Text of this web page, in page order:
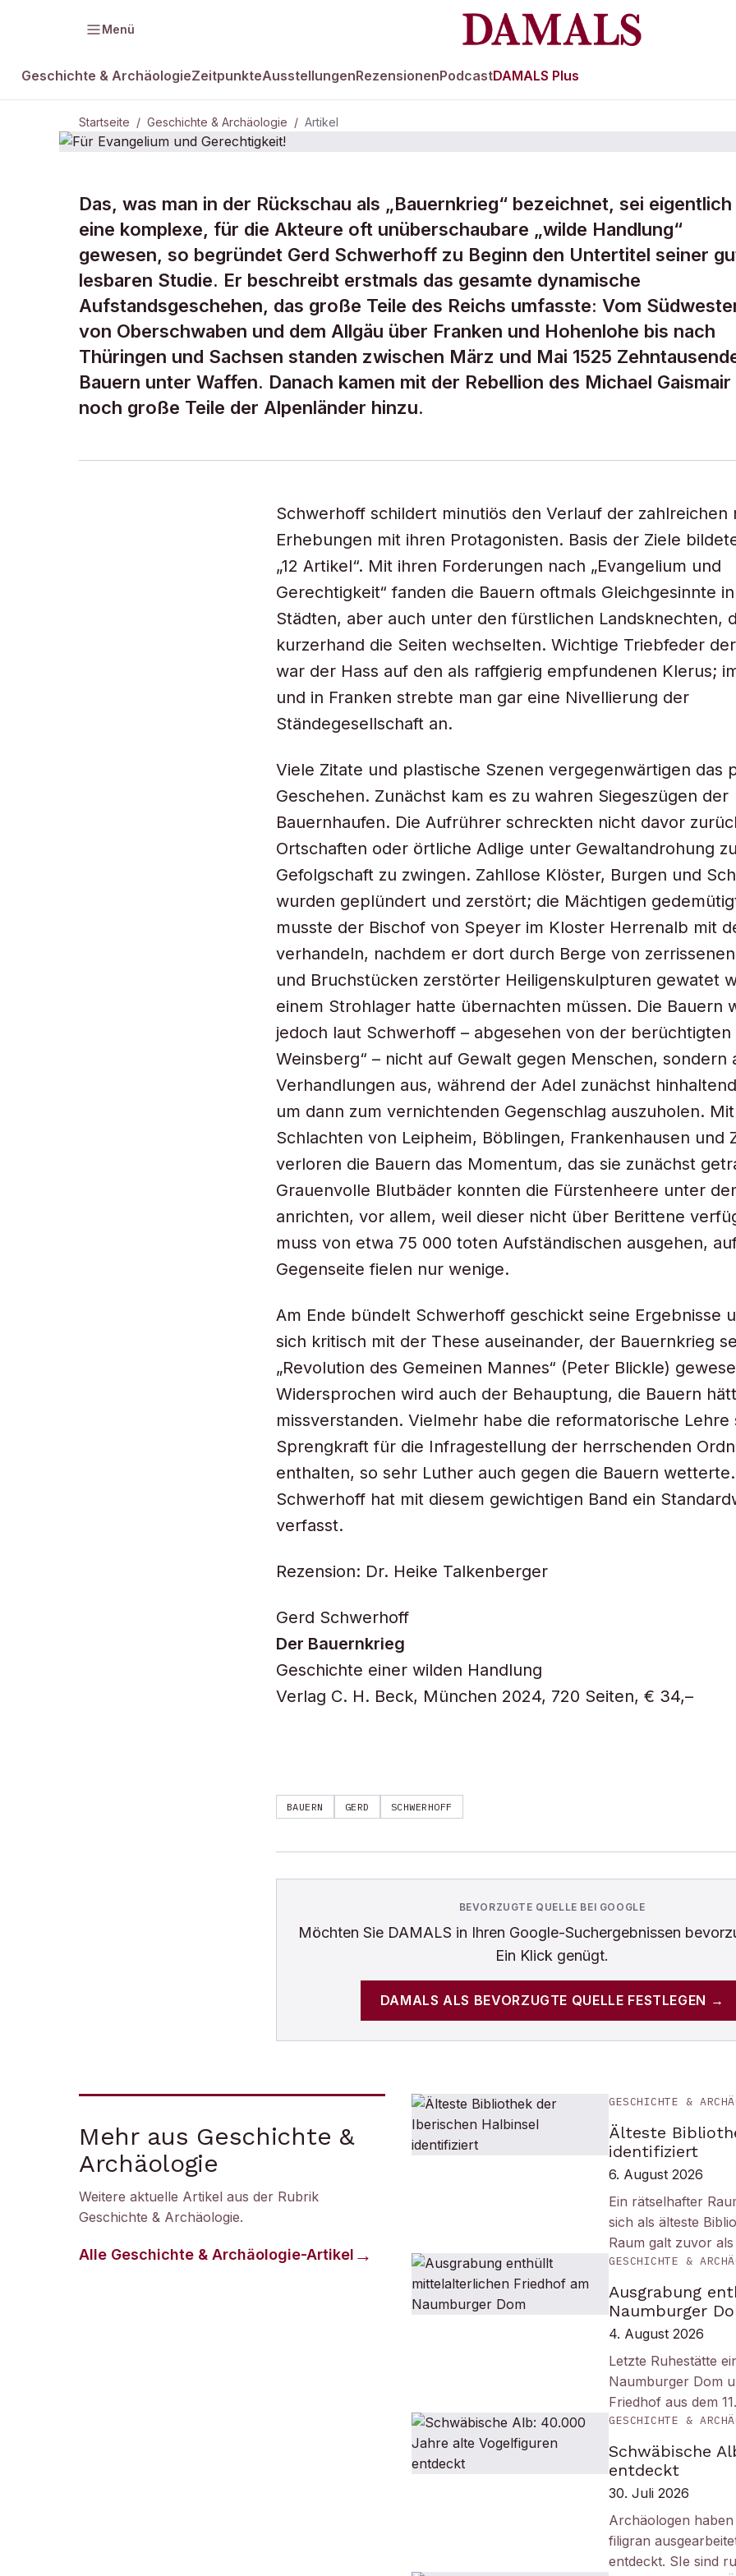
Menü
Geschichte & ArchäologieZeitpunkteAusstellungenRezensionenPodcastDAMALS Plus
Startseite / Geschichte & Archäologie / Artikel
GESCHICHTE & ARCHÄOLOGIE
Für Evangelium und
Gerechtigkeit!
Das, was man in der Rückschau als „Bauernkrieg“ bezeichnet, sei eigentlich
eine komplexe, für die Akteure oft unüberschaubare „wilde Handlung“
gewesen, so begründet Gerd Schwerhoff zu Beginn den Untertitel seiner
lesbaren Studie. Er beschreibt erstmals das gesamte dynamische
Aufstandsgeschehen, das große Teile des Reichs umfasste: Vom
von Oberschwaben und dem Allgäu über Franken und Hohenlohe bis nach
Thüringen und Sachsen standen zwischen März und Mai 1525
Bauern unter Waffen. Danach kamen mit der Rebellion des Michael Gaismair
noch große Teile der Alpenländer hinzu.
Schwerhoff schildert minutiös den Verlauf der zahlreichen
Erhebungen mit ihren Protagonisten. Basis der Ziele
„12 Artikel“. Mit ihren Forderungen nach „Evangelium und
Gerechtigkeit“ fanden die Bauern oftmals Gleichgesinnte
Städten, aber auch unter den fürstlichen Landsknechten,
kurzerhand die Seiten wechselten. Wichtige Triebfeder
war der Hass auf den als raffgierig empfundenen Klerus;
und in Franken strebte man gar eine Nivellierung der
Ständegesellschaft an.
Viele Zitate und plastische Szenen vergegenwärtigen das
Geschehen. Zunächst kam es zu wahren Siegeszügen der
Bauernhaufen. Die Aufrührer schreckten nicht davor
Ortschaften oder örtliche Adlige unter Gewaltandrohung
Gefolgschaft zu zwingen. Zahllose Klöster, Burgen und
wurden geplündert und zerstört; die Mächtigen
musste der Bischof von Speyer im Kloster Herrenalb mit
verhandeln, nachdem er dort durch Berge von
und Bruchstücken zerstörter Heiligenskulpturen gewatet
einem Strohlager hatte übernachten müssen. Die Bauern
jedoch laut Schwerhoff – abgesehen von der berüchtigten
Weinsberg“ – nicht auf Gewalt gegen Menschen, sondern
Verhandlungen aus, während der Adel zunächst
um dann zum vernichtenden Gegenschlag auszuholen.
Schlachten von Leipheim, Böblingen, Frankenhausen und
verloren die Bauern das Momentum, das sie zunächst
Grauenvolle Blutbäder konnten die Fürstenheere unter
anrichten, vor allem, weil dieser nicht über Berittene
muss von etwa 75 000 toten Aufständischen ausgehen,
Gegenseite fielen nur wenige.
Am Ende bündelt Schwerhoff geschickt seine Ergebnisse
sich kritisch mit der These auseinander, der Bauernkrieg
„Revolution des Gemeinen Mannes“ (Peter Blickle)
Widersprochen wird auch der Behauptung, die Bauern
missverstanden. Vielmehr habe die reformatorische Lehre
Sprengkraft für die Infragestellung der herrschenden
enthalten, so sehr Luther auch gegen die Bauern
Schwerhoff hat mit diesem gewichtigen Band ein
verfasst.
Rezension: Dr. Heike Talkenberger
Gerd Schwerhoff
Der Bauernkrieg
Geschichte einer wilden Handlung
Verlag C. H. Beck, München 2024, 720 Seiten, € 34,–
BAUERN GERD SCHWERHOFF
BEVORZUGTE QUELLE BEI GOOGLE
Möchten Sie DAMALS in Ihren Google-Suchergebnissen
Ein Klick genügt.
DAMALS ALS BEVORZUGTE QUELLE FESTLEGEN →
Mehr aus Geschichte &
Archäologie
Weitere aktuelle Artikel aus der Rubrik
Geschichte & Archäologie.
Alle Geschichte & Archäologie-Artikel
GESCHICHTE &
Älteste
identifiziert
6. August 2026
Ein rätselhafter
sich als älteste
Raum galt zuvor
GESCHICHTE &
Ausgrabung
Naumburger
4. August 2026
Letzte Ruhestätte
Naumburger Dom
Friedhof aus dem
GESCHICHTE &
Schwäbische
entdeckt
30. Juli 2026
Archäologen
filigran
entdeckt. SIe sind